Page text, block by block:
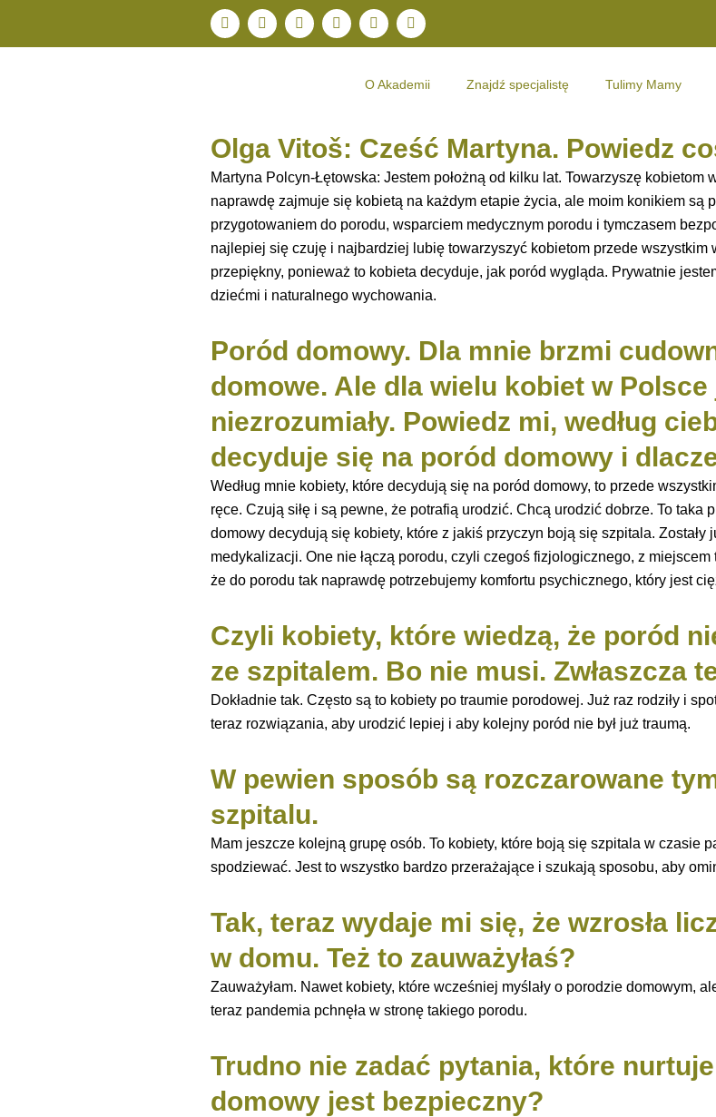
F
a
c
I
n
s
Y
o
u
L
i
n
S
p
o
f
T
w
i
e
O Akademii Znajdź specjalistę Tulimy Mamy
Olga Vitoš: Cześć Martyna. Powiedz
Martyna Polcyn-Łętowska: Jestem położną od kilku lat. Towarzyszę kobietom
naprawdę zajmuje się kobietą na każdym etapie życia, ale moim konikiem są
przygotowaniem do porodu, wsparciem medycznym porodu i tymczasem
najlepiej się czuję i najbardziej lubię towarzyszyć kobietom przede wszystkim
przepiękny, ponieważ to kobieta decyduje, jak poród wygląda. Prywatnie
dziećmi i naturalnego wychowania.
Poród domowy. Dla mnie brzmi
domowe. Ale dla wielu kobiet w
niezrozumiały. Powiedz mi, według
decyduje się na poród domowy i
Według mnie kobiety, które decydują się na poród domowy, to przede
ręce. Czują siłę i są pewne, że potrafią urodzić. Chcą urodzić dobrze. To taka
domowy decydują się kobiety, które z jakiś przyczyn boją się szpitala. Zostały
medykalizacji. One nie łączą porodu, czyli czegoś fizjologicznego, z
że do porodu tak naprawdę potrzebujemy komfortu psychicznego, który jest
Czyli kobiety, które wiedzą, że poród
ze szpitalem. Bo nie musi. Zwłaszcza
Dokładnie tak. Często są to kobiety po traumie porodowej. Już raz rodziły i
teraz rozwiązania, aby urodzić lepiej i aby kolejny poród nie był już traumą.
W pewien sposób są rozczarowane
szpitalu.
Mam jeszcze kolejną grupę osób. To kobiety, które boją się szpitala w czasie
spodziewać. Jest to wszystko bardzo przerażające i szukają sposobu, aby
Tak, teraz wydaje mi się, że wzrosła
w domu. Też to zauważyłaś?
Zauważyłam. Nawet kobiety, które wcześniej myślały o porodzie domowym,
teraz pandemia pchnęła w stronę takiego porodu.
Trudno nie zadać pytania, które
domowy jest bezpieczny?